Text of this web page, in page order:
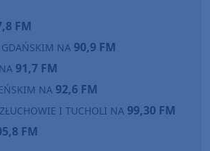
FM
GDAŃSKIM NA 90,9 FM
91,7 FM
NA 92,6 FM
I TUCHOLI NA 99,30 FM
FM